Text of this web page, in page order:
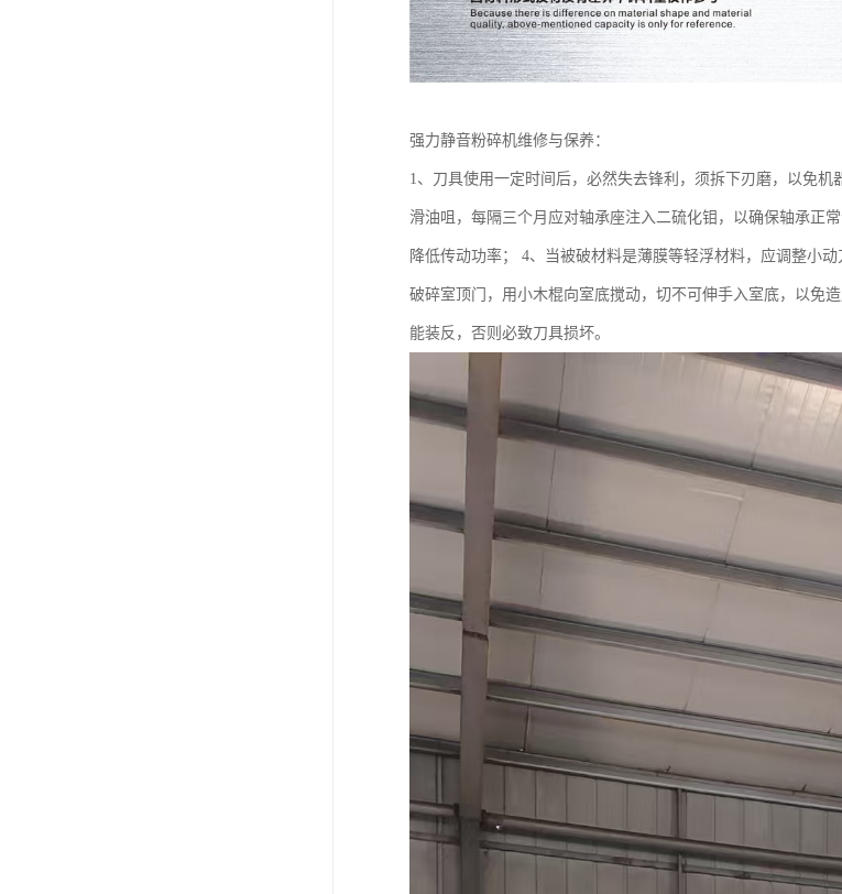
强力静音粉碎机维修与保养：
1、刀具使用一定时间后，必然失去锋利，须拆下刃磨，以免
滑油咀，每隔三个月应对轴承座注入二硫化钼，以确保轴承正
降低传动功率； 4、当被破材料是薄膜等轻浮材料，应调整小
破碎室顶门，用小木棍向室底搅动，切不可伸手入室底，以免
能装反，否则必致刀具损坏。